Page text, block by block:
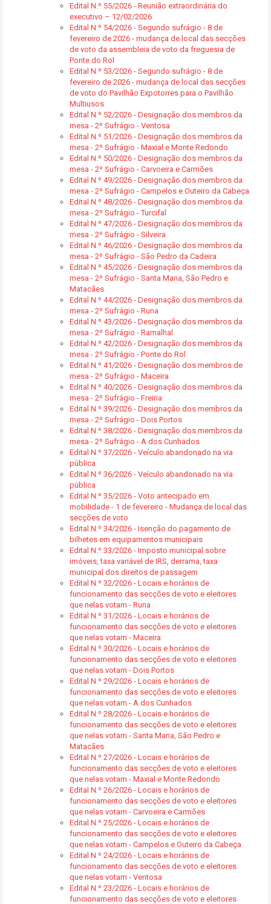
Edital N.º 55/2026 - Reunião extraordinária do
executivo – 12/02/2026
Edital N.º 54/2026 - Segundo sufrágio - 8 de
fevereiro de 2026 - mudança de local das secções
de voto da assembleia de voto da freguesia de
Ponte do Rol
Edital N.º 53/2026 - Segundo sufrágio - 8 de
fevereiro de 2026 - mudança de local das secções
de voto do Pavilhão Expotorres para o Pavilhão
Multiusos
Edital N.º 52/2026 - Designação dos membros da
mesa - 2º Sufrágio - Ventosa
Edital N.º 51/2026 - Designação dos membros da
mesa - 2º Sufrágio - Maxial e Monte Redondo
Edital N.º 50/2026 - Designação dos membros da
mesa - 2º Sufrágio - Carvoeira e Carmões
Edital N.º 49/2026 - Designação dos membros da
mesa - 2º Sufrágio - Campelos e Outeiro da Cabeça
Edital N.º 48/2026 - Designação dos membros da
mesa - 2º Sufrágio - Turcifal
Edital N.º 47/2026 - Designação dos membros da
mesa - 2º Sufrágio - Silveira
Edital N.º 46/2026 - Designação dos membros da
mesa - 2º Sufrágio - São Pedro da Cadeira
Edital N.º 45/2026 - Designação dos membros da
mesa - 2º Sufrágio - Santa Maria, São Pedro e
Matacães
Edital N.º 44/2026 - Designação dos membros da
mesa - 2º Sufrágio - Runa
Edital N.º 43/2026 - Designação dos membros da
mesa - 2º Sufrágio - Ramalhal
Edital N.º 42/2026 - Designação dos membros da
mesa - 2º Sufrágio - Ponte do Rol
Edital N.º 41/2026 - Designação dos membros de
mesa - 2º Sufrágio - Maceira
Edital N.º 40/2026 - Designação dos membros da
mesa - 2º Sufrágio - Freiria
Edital N.º 39/2026 - Designação dos membros da
mesa - 2º Sufrágio - Dois Portos
Edital N.º 38/2026 - Designação dos membros da
mesa - 2º Sufrágio - A dos Cunhados
Edital N.º 37/2026 - Veículo abandonado na via
pública
Edital N.º 36/2026 - Veículo abandonado na via
pública
Edital N.º 35/2026 - Voto antecipado em
mobilidade - 1 de fevereiro - Mudança de local das
secções de voto
Edital N.º 34/2026 - Isenção do pagamento de
bilhetes em equipamentos municipais
Edital N.º 33/2026 - Imposto municipal sobre
imóveis, taxa variável de IRS, derrama, taxa
municipal dos direitos de passagem
Edital N.º 32/2026 - Locais e horários de
funcionamento das secções de voto e eleitores
que nelas votam - Runa
Edital N.º 31/2026 - Locais e horários de
funcionamento das secções de voto e eleitores
que nelas votam - Maceira
Edital N.º 30/2026 - Locais e horários de
funcionamento das secções de voto e eleitores
que nelas votam - Dois Portos
Edital N.º 29/2026 - Locais e horários de
funcionamento das secções de voto e eleitores
que nelas votam - A dos Cunhados
Edital N.º 28/2026 - Locais e horários de
funcionamento das secções de voto e eleitores
que nelas votam - Santa Maria, São Pedro e
Matacães
Edital N.º 27/2026 - Locais e horários de
funcionamento das secções de voto e eleitores
que nelas votam - Maxial e Monte Redondo
Edital N.º 26/2026 - Locais e horários de
funcionamento das secções de voto e eleitores
que nelas votam - Carvoeira e Carmões
Edital N.º 25/2026 - Locais e horários de
funcionamento das secções de voto e eleitores
que nelas votam - Campelos e Outeiro da Cabeça
Edital N.º 24/2026 - Locais e horários de
funcionamento das secções de voto e eleitores
que nelas votam - Ventosa
Edital N.º 23/2026 - Locais e horários de
funcionamento das secções de voto e eleitores